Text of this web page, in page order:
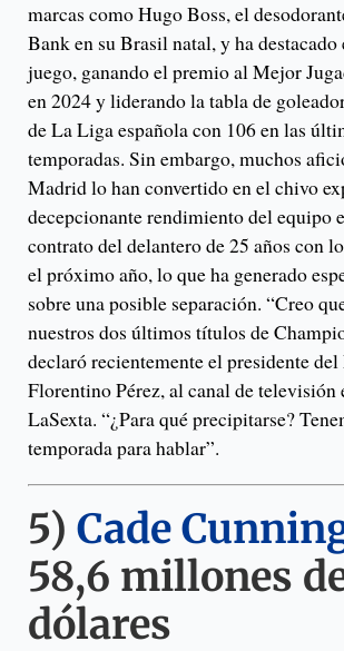
marcas como Hugo Boss, el
Bank en su Brasil natal, y ha destacado
juego, ganando el premio al Mejor
en 2024 y liderando la tabla de
de La Liga española con 106 en las
temporadas. Sin embargo, muchos
Madrid lo han convertido en el chivo
decepcionante rendimiento del equipo
contrato del delantero de 25 años con
el próximo año, lo que ha generado
sobre una posible separación. “Creo
nuestros dos últimos títulos de
declaró recientemente el presidente
Florentino Pérez, al canal de televisión
LaSexta. “¿Para qué precipitarse?
temporada para hablar”.
5) Cade
58,6 millones
dólares